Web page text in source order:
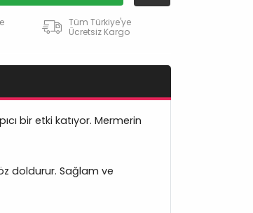
Tüm Türkiye'ye
Ücretsiz Kargo
bir etki katıyor. Mermerin
doldurur. Sağlam ve